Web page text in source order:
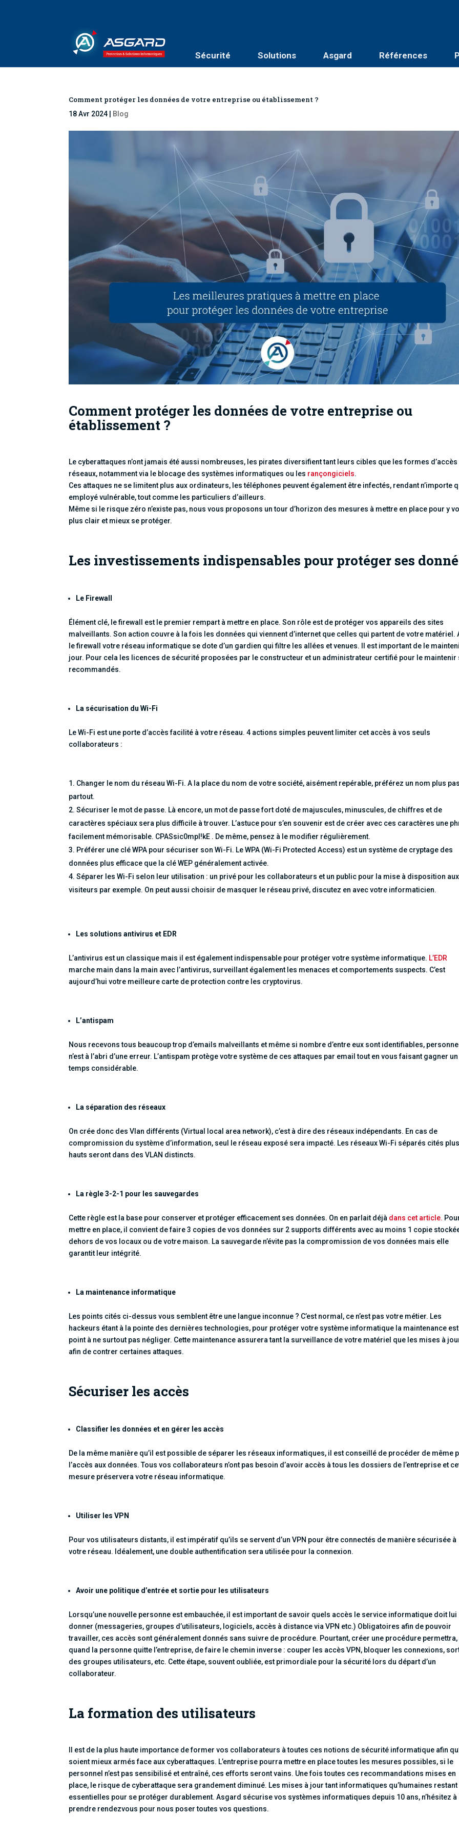
Sécurité Solutions Asgard Références
Comment protéger les données de votre entreprise ou établissement ?
18 Avr 2024 Blog
Comment protéger les données de votre entreprise ou
établissement ?
Le cyberattaques n’ont jamais été aussi nombreuses, les pirates diversifient tant leurs cibles que les formes d’accès
réseaux, notamment via le blocage des systèmes informatiques ou les rançongiciels.
Ces attaques ne se limitent plus aux ordinateurs, les téléphones peuvent également être infectés, rendant n’importe
employé vulnérable, tout comme les particuliers d’ailleurs.
Même si le risque zéro n’existe pas, nous vous proposons un tour d’horizon des mesures à mettre en place pour y
plus clair et mieux se protéger.
Les investissements indispensables pour protéger ses
Le Firewall
Élément clé, le firewall est le premier rempart à mettre en place. Son rôle est de protéger vos appareils des sites
malveillants. Son action couvre à la fois les données qui viennent d’internet que celles qui partent de votre matériel.
le firewall votre réseau informatique se dote d’un gardien qui filtre les allées et venues. Il est important de le
jour. Pour cela les licences de sécurité proposées par le constructeur et un administrateur certifié pour le maintenir
recommandés.
La sécurisation du Wi-Fi
Le Wi-Fi est une porte d’accès facilité à votre réseau. 4 actions simples peuvent limiter cet accès à vos seuls
collaborateurs :
Changer le nom du réseau Wi-Fi. A la place du nom de votre société, aisément repérable, préférez un nom plus
partout.
Sécuriser le mot de passe. Là encore, un mot de passe fort doté de majuscules, minuscules, de chiffres et de
caractères spéciaux sera plus difficile à trouver. L’astuce pour s’en souvenir est de créer avec ces caractères une
facilement mémorisable. CPASsic0mpl!kE . De même, pensez à le modifier régulièrement.
Préférer une clé WPA pour sécuriser son Wi-Fi. Le WPA (Wi-Fi Protected Access) est un système de cryptage des
données plus efficace que la clé WEP généralement activée.
Séparer les Wi-Fi selon leur utilisation : un privé pour les collaborateurs et un public pour la mise à disposition aux
visiteurs par exemple. On peut aussi choisir de masquer le réseau privé, discutez en avec votre informaticien.
Les solutions antivirus et EDR
L’antivirus est un classique mais il est également indispensable pour protéger votre système informatique. L’EDR
marche main dans la main avec l’antivirus, surveillant également les menaces et comportements suspects. C’est
aujourd’hui votre meilleure carte de protection contre les cryptovirus.
L’antispam
Nous recevons tous beaucoup trop d’emails malveillants et même si nombre d’entre eux sont identifiables, personne
n’est à l’abri d’une erreur. L’antispam protège votre système de ces attaques par email tout en vous faisant gagner un
temps considérable.
La séparation des réseaux
On crée donc des Vlan différents (Virtual local area network), c’est à dire des réseaux indépendants. En cas de
compromission du système d’information, seul le réseau exposé sera impacté. Les réseaux Wi-Fi séparés cités
hauts seront dans des VLAN distincts.
La règle 3-2-1 pour les sauvegardes
Cette règle est la base pour conserver et protéger efficacement ses données. On en parlait déjà dans cet article.
mettre en place, il convient de faire 3 copies de vos données sur 2 supports différents avec au moins 1 copie
dehors de vos locaux ou de votre maison. La sauvegarde n’évite pas la compromission de vos données mais elle
garantit leur intégrité.
La maintenance informatique
Les points cités ci-dessus vous semblent être une langue inconnue ? C’est normal, ce n’est pas votre métier. Les
hackeurs étant à la pointe des dernières technologies, pour protéger votre système informatique la maintenance
point à ne surtout pas négliger. Cette maintenance assurera tant la surveillance de votre matériel que les mises à
afin de contrer certaines attaques.
Sécuriser les accès
Classifier les données et en gérer les accès
De la même manière qu’il est possible de séparer les réseaux informatiques, il est conseillé de procéder de même
l’accès aux données. Tous vos collaborateurs n’ont pas besoin d’avoir accès à tous les dossiers de l’entreprise et
mesure préservera votre réseau informatique.
Utiliser les VPN
Pour vos utilisateurs distants, il est impératif qu’ils se servent d’un VPN pour être connectés de manière sécurisée à
votre réseau. Idéalement, une double authentification sera utilisée pour la connexion.
Avoir une politique d’entrée et sortie pour les utilisateurs
Lorsqu’une nouvelle personne est embauchée, il est important de savoir quels accès le service informatique doit lui
donner (messageries, groupes d’utilisateurs, logiciels, accès à distance via VPN etc.) Obligatoires afin de pouvoir
travailler, ces accès sont généralement donnés sans suivre de procédure. Pourtant, créer une procédure permettra,
quand la personne quitte l’entreprise, de faire le chemin inverse : couper les accès VPN, bloquer les connexions,
des groupes utilisateurs, etc. Cette étape, souvent oubliée, est primordiale pour la sécurité lors du départ d’un
collaborateur.
La formation des utilisateurs
Il est de la plus haute importance de former vos collaborateurs à toutes ces notions de sécurité informatique afin
soient mieux armés face aux cyberattaques. L’entreprise pourra mettre en place toutes les mesures possibles, si le
personnel n’est pas sensibilisé et entraîné, ces efforts seront vains. Une fois toutes ces recommandations mises en
place, le risque de cyberattaque sera grandement diminué. Les mises à jour tant informatiques qu’humaines restant
essentielles pour se protéger durablement. Asgard sécurise vos systèmes informatiques depuis 10 ans, n’hésitez à
prendre rendezvous pour nous poser toutes vos questions.